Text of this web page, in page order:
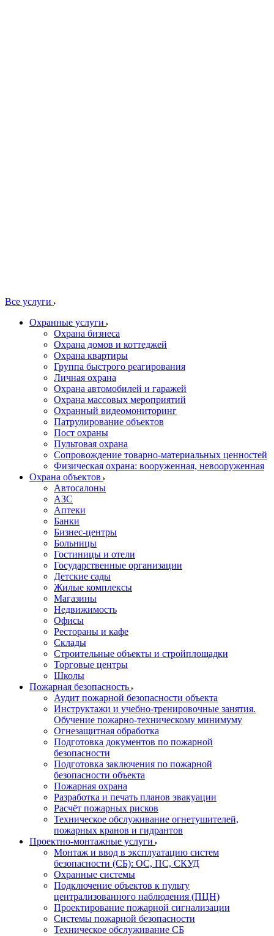
Все услуги
Охранные услуги
Охрана бизнеса
Охрана домов и коттеджей
Охрана квартиры
Группа быстрого реагирования
Личная охрана
Охрана автомобилей и гаражей
Охрана массовых мероприятий
Охранный видеомониторинг
Патрулирование объектов
Пост охраны
Пультовая охрана
Сопровождение товарно-материальных ценностей
Физическая охрана: вооруженная, невооруженная
Охрана объектов
Автосалоны
АЗС
Аптеки
Банки
Бизнес-центры
Больницы
Гостиницы и отели
Государственные организации
Детские сады
Жилые комплексы
Магазины
Недвижимость
Офисы
Рестораны и кафе
Склады
Строительные объекты и стройплощадки
Торговые центры
Школы
Пожарная безопасность
Аудит пожарной безопасности объекта
Инструктажи и учебно-тренировочные занятия.
Обучение пожарно-техническому минимуму
Огнезащитная обработка
Подготовка документов по пожарной
безопасности
Подготовка заключения по пожарной
безопасности объекта
Пожарная охрана
Разработка и печать планов эвакуации
Расчёт пожарных рисков
Техническое обслуживание огнетушителей,
пожарных кранов и гидрантов
Проектно-монтажные услуги
Монтаж и ввод в эксплуатацию систем
безопасности (СБ): ОС, ПС, СКУД
Охранные системы
Подключение объектов к пульту
централизованного наблюдения (ПЦН)
Проектирование пожарной сигнализации
Системы пожарной безопасности
Техническое обслуживание СБ